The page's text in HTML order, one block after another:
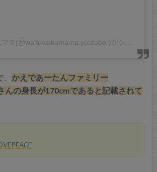
かえであーたんファミリー
んの身長が170cmであると記載されて